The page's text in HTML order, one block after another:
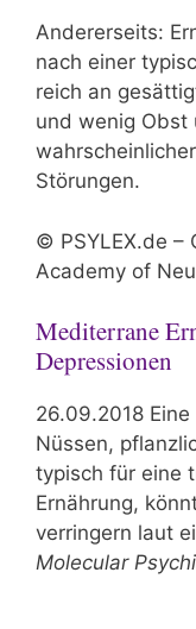
Andererseits:
nach einer
reich an
und wenig Obst
Störungen.
© PSYLEX.de –
Academy of
Mediterrane
Depressionen
26.09.2018
Nüssen,
typisch für eine
Ernährung,
verringern laut
Molecular